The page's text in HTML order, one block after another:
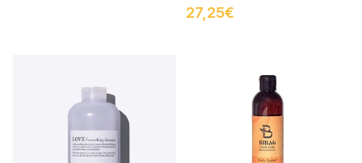
27,25€